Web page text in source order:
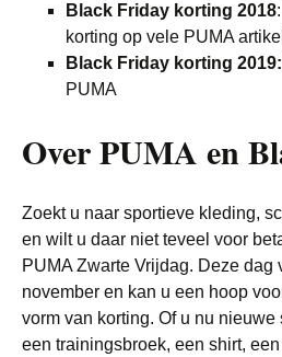
Black Friday korting 2018
korting op vele PUMA
Black Friday korting 2019:
PUMA
Over PUMA en
Zoekt u naar sportieve kleding,
en wilt u daar niet teveel voor
PUMA Zwarte Vrijdag. Deze dag
november en kan u een hoop
vorm van korting. Of u nu
een trainingsbroek, een shirt,